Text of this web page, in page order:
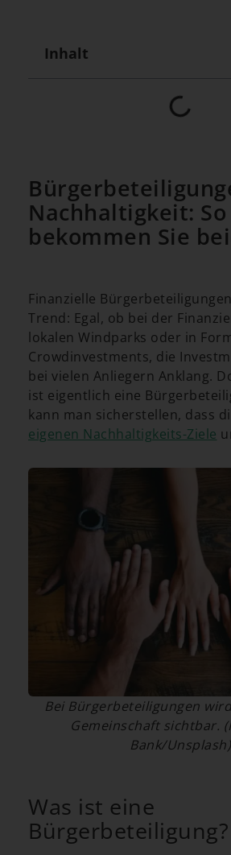
Inhalt
Nachhaltigkeit: So
bekommen Sie
Finanzielle
Trend: Egal, ob bei der
lokalen Windparks oder in
Crowdinvestments, die
bei vielen Anliegern Anklang.
ist eigentlich eine
kann man sicherstellen, dass
eigenen Nachhaltigkeits-Ziele
Bei Bürgerbeteiligungen
Gemeinschaft sichtbar.
Bank/Unsplash)
Was ist eine
Bürgerbeteiligung?